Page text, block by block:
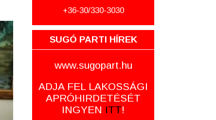
+36-30/330-3030
SUGÓ PARTI HÍREK
www.sugopart.hu
ADJA FEL LAKOSSÁGI
APRÓHIRDETÉSÉT
INGYEN ITT!